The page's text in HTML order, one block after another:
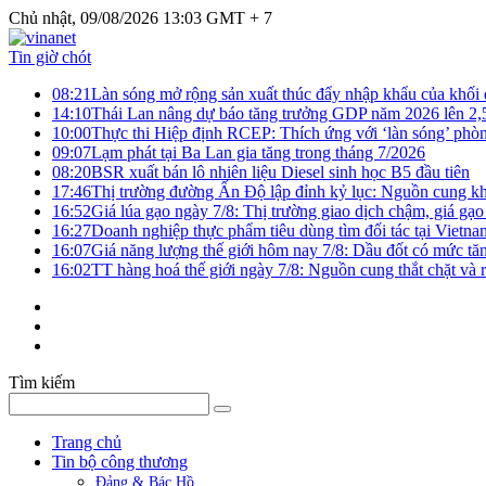
Chủ nhật, 09/08/2026 13:03 GMT + 7
Tin giờ chót
08:21Làn sóng mở rộng sản xuất thúc đẩy nhập khẩu của
14:10Thái Lan nâng dự báo tăng trưởng GDP năm 2026 lên
10:00Thực thi Hiệp định RCEP: Thích ứng với ‘làn sóng’
09:07Lạm phát tại Ba Lan gia tăng trong tháng 7/2026
08:20BSR xuất bán lô nhiên liệu Diesel sinh học B5 đầu tiên
17:46Thị trường đường Ấn Độ lập đỉnh kỷ lục: Nguồn cung
16:52Giá lúa gạo ngày 7/8: Thị trường giao dịch chậm, giá
16:27Doanh nghiệp thực phẩm tiêu dùng tìm đối tác tại
16:07Giá năng lượng thế giới hôm nay 7/8: Dầu đốt có mức
16:02TT hàng hoá thế giới ngày 7/8: Nguồn cung thắt chặt
Tìm kiếm
Trang chủ
Tin bộ công thương
Đảng & Bác Hồ